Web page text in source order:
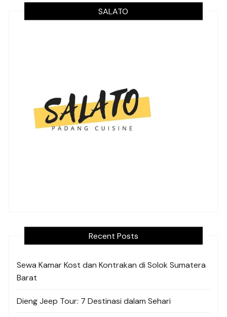
SALATO
Recent Posts
Sewa Kamar Kost dan Kontrakan di Solok Sumatera
Barat
Dieng Jeep Tour: 7 Destinasi dalam Sehari